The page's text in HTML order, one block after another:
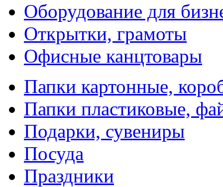
Оборудование для
Открытки, грамоты
Офисные канцтовары
Папки картонные,
Папки пластиковые,
Подарки, сувениры
Посуда
Праздники